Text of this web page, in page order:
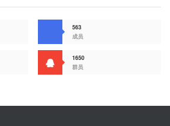
563
成员
1650
群员